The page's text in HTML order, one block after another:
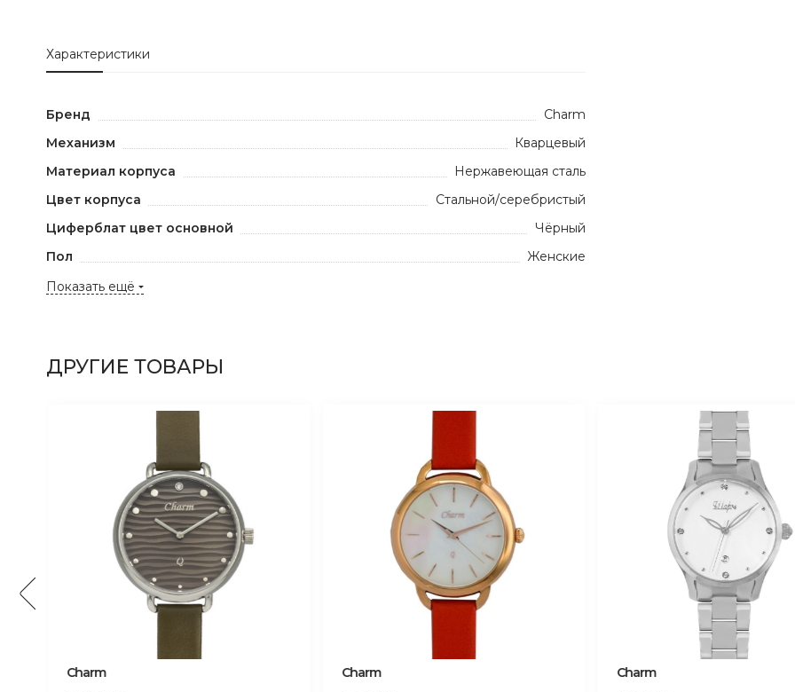
Характеристики
Бренд
Charm
Механизм
Кварцевый
Материал корпуса
Нержавеющая сталь
Цвет корпуса
Стальной/серебристый
Циферблат цвет основной
Чёрный
Пол
Женские
Показать ещё
ДРУГИЕ ТОВАРЫ
Charm
Charm
Charm